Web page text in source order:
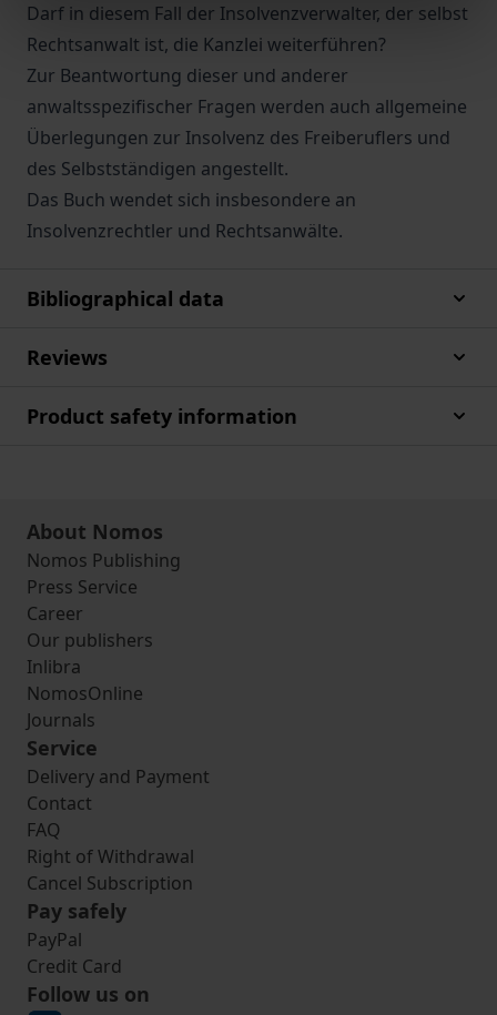
Darf in diesem Fall der Insolvenzverwalter, der selbst
Rechtsanwalt ist, die Kanzlei weiterführen?
Zur Beantwortung dieser und anderer
anwaltsspezifischer Fragen werden auch allgemeine
Überlegungen zur Insolvenz des Freiberuflers und
des Selbstständigen angestellt.
Das Buch wendet sich insbesondere an
Insolvenzrechtler und Rechtsanwälte.
Bibliographical data
Reviews
Product safety information
About Nomos
Nomos Publishing
Press Service
Career
Our publishers
Inlibra
NomosOnline
Journals
Service
Delivery and Payment
Contact
FAQ
Right of Withdrawal
Cancel Subscription
Pay safely
PayPal
Credit Card
Follow us on